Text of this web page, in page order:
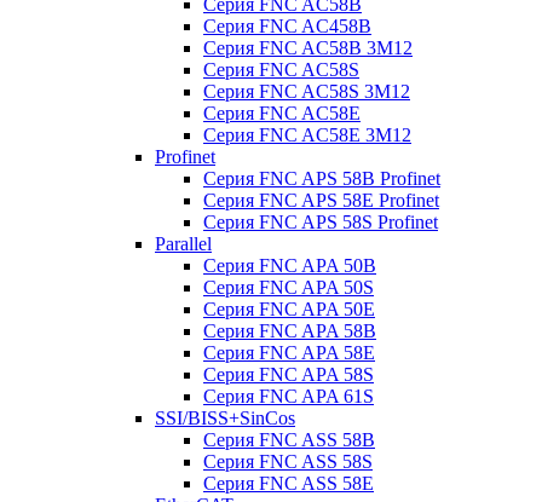
Серия FNC AC58B
Серия FNC AC458B
Серия FNC AC58B 3M12
Серия FNC AC58S
Серия FNC AC58S 3M12
Серия FNC AC58E
Серия FNC AC58E 3M12
Profinet
Серия FNC APS 58B Profinet
Серия FNC APS 58E Profinet
Серия FNC APS 58S Profinet
Parallel
Серия FNC APA 50B
Серия FNC APA 50S
Серия FNC APA 50E
Серия FNC APA 58B
Серия FNC APA 58E
Серия FNC APA 58S
Серия FNC APA 61S
SSI/BISS+SinCos
Серия FNC ASS 58B
Серия FNC ASS 58S
Серия FNC ASS 58E